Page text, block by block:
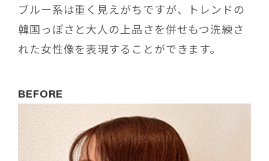
ブルー系は重く見えがちですが、トレンドの
韓国っぽさと大人の上品さを併せもつ洗練さ
れた女性像を表現することができます。
BEFORE